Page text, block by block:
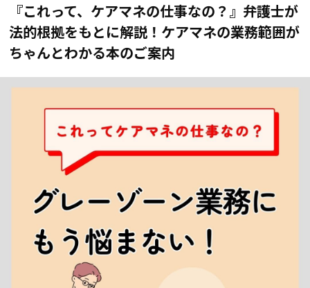
『これって、ケアマネの仕事なの？』弁護士が
法的根拠をもとに解説！ケアマネの業務範囲が
ちゃんとわかる本のご案内